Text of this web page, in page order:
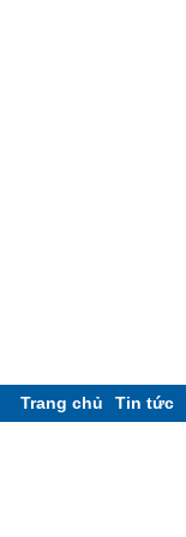
Trang chủ Tin tức